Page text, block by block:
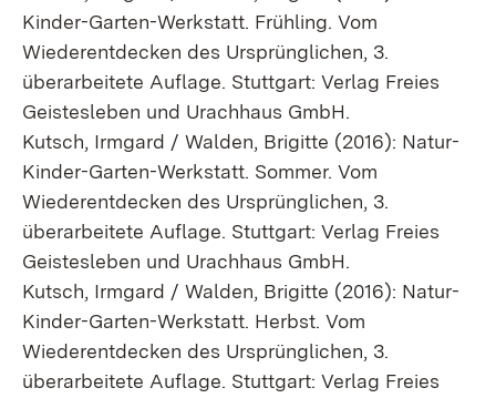
Kinder-Garten-Werkstatt. Frühling. Vom
Wiederentdecken des Ursprünglichen, 3.
überarbeitete Auflage. Stuttgart: Verlag Freies
Geistesleben und Urachhaus GmbH.
Kutsch, Irmgard / Walden, Brigitte (2016): Natur-
Kinder-Garten-Werkstatt. Sommer. Vom
Wiederentdecken des Ursprünglichen, 3.
überarbeitete Auflage. Stuttgart: Verlag Freies
Geistesleben und Urachhaus GmbH.
Kutsch, Irmgard / Walden, Brigitte (2016): Natur-
Kinder-Garten-Werkstatt. Herbst. Vom
Wiederentdecken des Ursprünglichen, 3.
überarbeitete Auflage. Stuttgart: Verlag Freies